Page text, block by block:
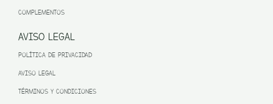
COMPLEMENTOS
AVISO LEGAL
POLÍTICA DE PRIVACIDAD
AVISO LEGAL
TÉRMINOS Y CONDICIONES